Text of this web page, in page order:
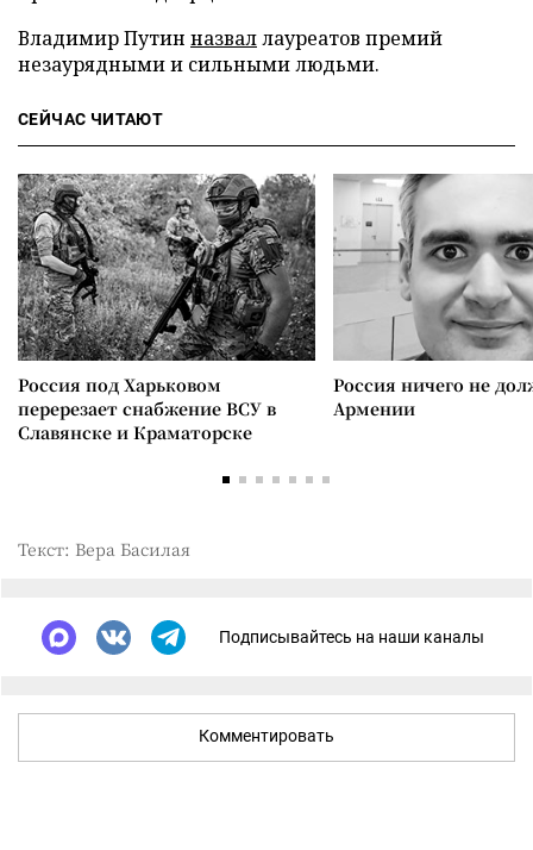
Владимир Путин назваллауреатов премий
незаурядными и сильными людьми.
СЕЙЧАС ЧИТАЮТ
Россия под Харьковом
перерезает снабжение ВСУ в
Славянске и Краматорске
Россия ничего не
Армении
Текст: Вера Басилая
Подписывайтесь на наши каналы
Комментировать